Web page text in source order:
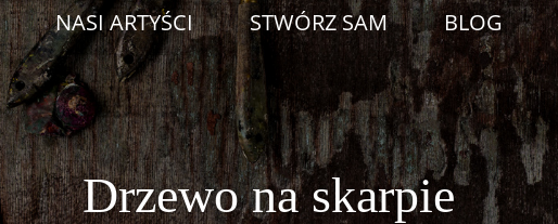
NASI ARTYŚCI STWÓRZ SAM BLOG
Drzewo na skarpie